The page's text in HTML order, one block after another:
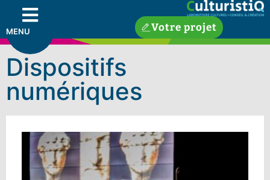
MENU Votre projet
Dispositifs
numériques